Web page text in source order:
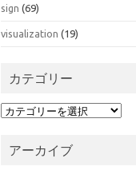
sign (69)
visualization (19)
カテゴリー
カ
リアーカイブ